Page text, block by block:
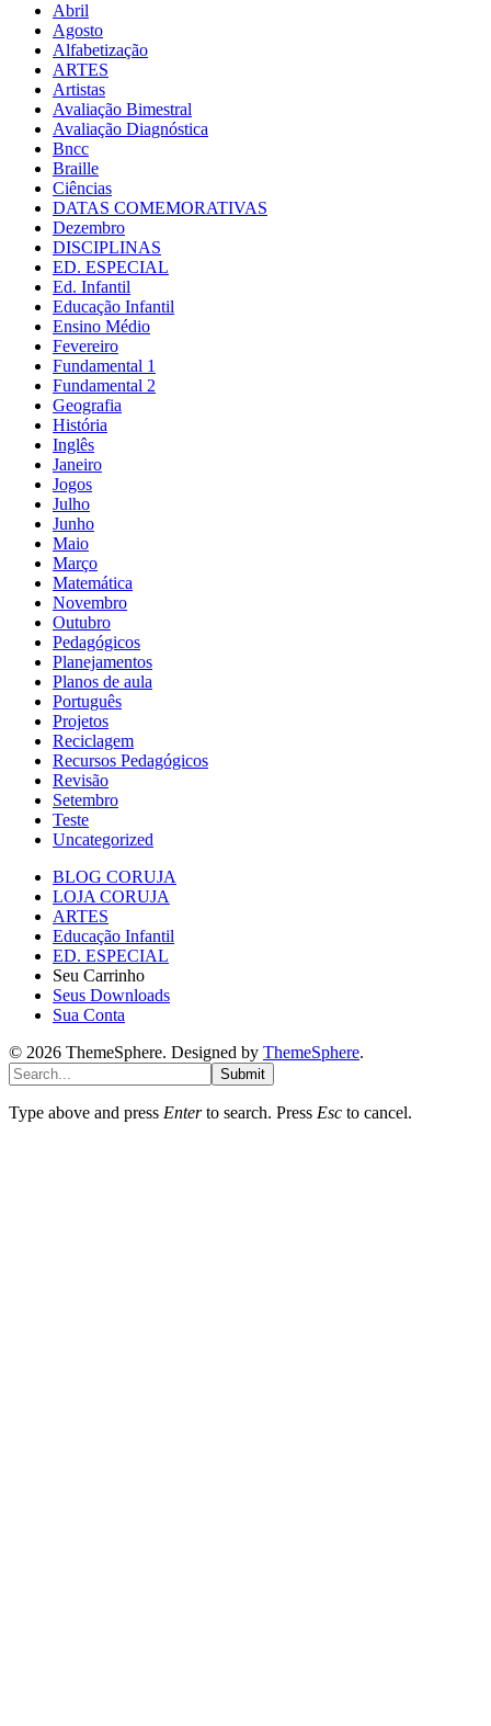
Abril
Agosto
Alfabetização
ARTES
Artistas
Avaliação Bimestral
Avaliação Diagnóstica
Bncc
Braille
Ciências
DATAS COMEMORATIVAS
Dezembro
DISCIPLINAS
ED. ESPECIAL
Ed. Infantil
Educação Infantil
Ensino Médio
Fevereiro
Fundamental 1
Fundamental 2
Geografia
História
Inglês
Janeiro
Jogos
Julho
Junho
Maio
Março
Matemática
Novembro
Outubro
Pedagógicos
Planejamentos
Planos de aula
Português
Projetos
Reciclagem
Recursos Pedagógicos
Revisão
Setembro
Teste
Uncategorized
BLOG CORUJA
LOJA CORUJA
ARTES
Educação Infantil
ED. ESPECIAL
Seu Carrinho
Seus Downloads
Sua Conta
© 2026 ThemeSphere. Designed by ThemeSphere.
Submit
Type above and press Enterto search. Press Esc to cancel.